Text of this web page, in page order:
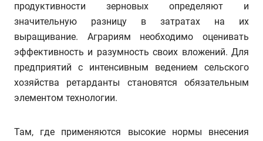
продуктивности зерновых определяют и
значительную разницу в затратах на их
выращивание. Аграриям необходимо оценивать
эффективность и разумность своих вложений. Для
предприятий с интенсивным ведением сельского
хозяйства ретарданты становятся обязательным
элементом технологии.
Там, где применяются высокие нормы внесения